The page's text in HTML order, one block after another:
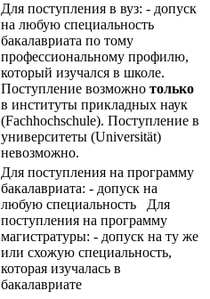
Для поступления в вуз: - допуск
на любую специальность
бакалавриата по тому
профессиональному профилю,
который изучался в школе.
Поступление возможно только
в институты прикладных наук
(Fachhochschule). Поступление в
университеты (Universität)
невозможно.
Для поступления на программу
бакалавриата: - допуск на
любую специальность Для
поступления на программу
магистратуры: - допуск на ту же
или схожую специальность,
которая изучалась в
бакалавриате